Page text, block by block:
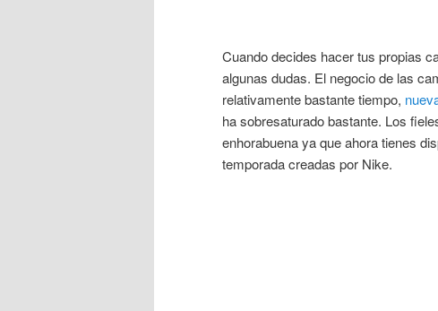
Cuando decides hacer tus propias
algunas dudas. El negocio de las
relativamente bastante tiempo,
ha sobresaturado bastante. Los
enhorabuena ya que ahora tienes
temporada creadas por Nike.